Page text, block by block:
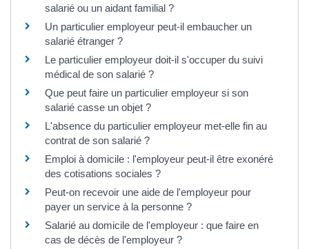
salarié ou un aidant familial ?
Un particulier employeur peut-il embaucher un
salarié étranger ?
Le particulier employeur doit-il s'occuper du suivi
médical de son salarié ?
Que peut faire un particulier employeur si son
salarié casse un objet ?
L'absence du particulier employeur met-elle fin au
contrat de son salarié ?
Emploi à domicile : l'employeur peut-il être exonéré
des cotisations sociales ?
Peut-on recevoir une aide de l'employeur pour
payer un service à la personne ?
Salarié au domicile de l'employeur : que faire en
cas de décès de l'employeur ?